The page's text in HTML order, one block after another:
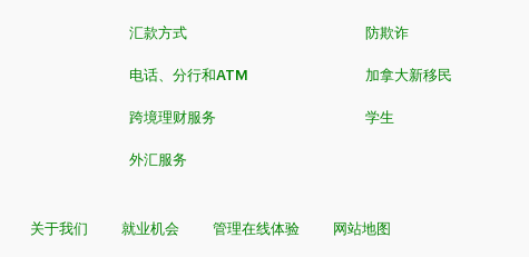
汇款方式
电话、分行和ATM
跨境理财服务
外汇服务
防欺诈
加拿大新移民
学生
关于我们 就业机会 管理在线体验 网站地图